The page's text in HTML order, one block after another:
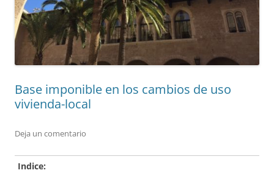
Base imponible en los cambios de uso
vivienda-local
Deja un comentario
Indice: